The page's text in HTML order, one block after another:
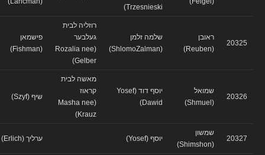
Trzesnieski)
20325
שלמה זלמן
רוזליה לבית
געלבער
(Rozalia nee
Gelber)
פישמאן
(Fishman)
20326
שמואל
יוסף דוד (Yosef
Dawid)
מאשה לבית
(Masha nee
Krauz)
20327
שמשון
ערליך (Erlich)